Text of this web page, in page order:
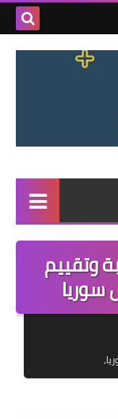
بحث
سوريا
العراق
وتقييم